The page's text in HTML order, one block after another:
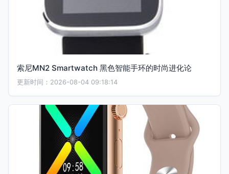
索尼MN2 Smartwatch 黑色智能手环的时尚进化论
更新时间：2026-08-04 09:18:14